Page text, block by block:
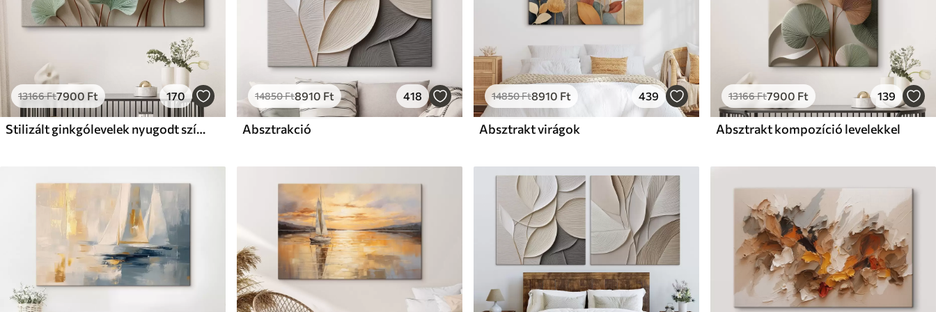
13166Ft7900 Ft 170
Stilizált ginkgólevelek nyugodt színekben
14850Ft8910 Ft 418
Absztrakció
14850Ft8910 Ft 439
Absztrakt virágok
13166Ft7900 Ft 139
Absztrakt kompozíció levelekkel